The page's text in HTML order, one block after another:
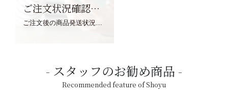
ご注文状況確認について
スタッフのお勧め商品
Recommended feature of Shoyu